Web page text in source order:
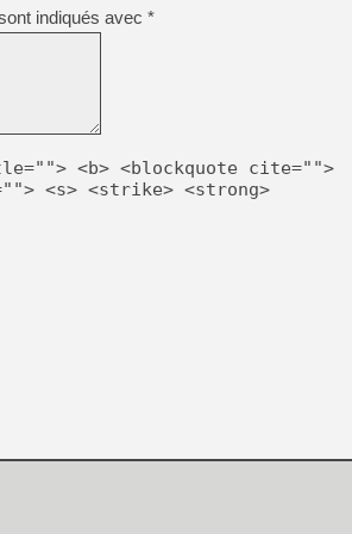
indiqués avec *
<b> <blockquote cite="">
<s> <strike> <strong>